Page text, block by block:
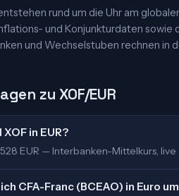
rund um die Uhr am
und Konjunkturdaten
und Wechselstuben rechnen in
zu XOF/EUR
in EUR?
EUR — Interbanken-Mittelkurs,
CFA-Franc (BCEAO) in Euro